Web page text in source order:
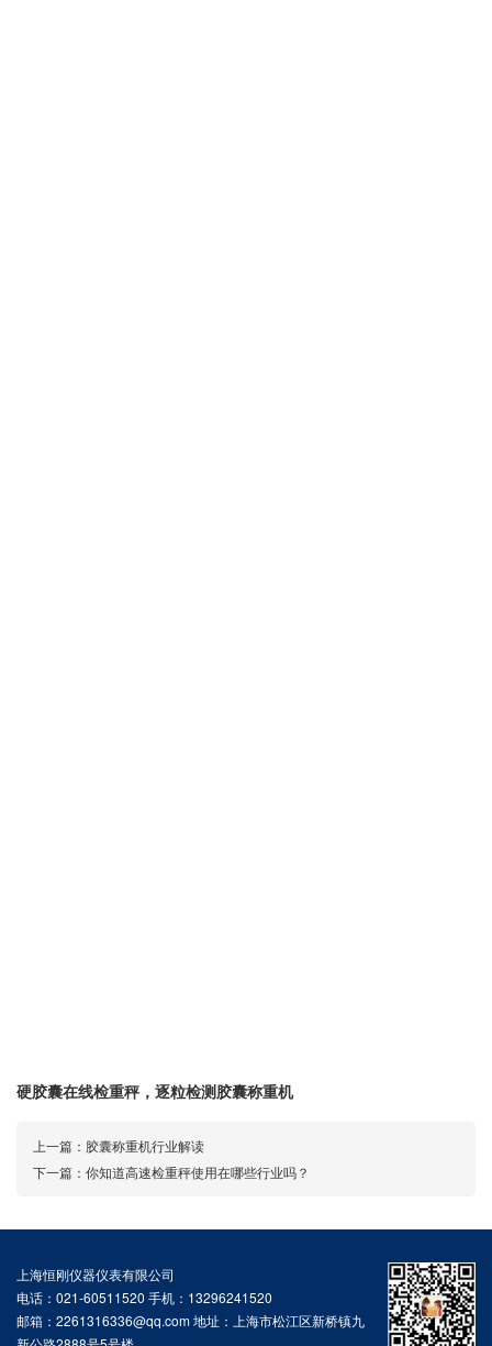
硬胶囊在线检重秤，逐粒检测胶囊称重机
上一篇： 胶囊称重机行业解读
下一篇： 你知道高速检重秤使用在哪些行业吗？
上海恒刚仪器仪表有限公司
电话：021-60511520 手机：13296241520
邮箱：2261316336@qq.com 地址：上海市松江区新桥镇九